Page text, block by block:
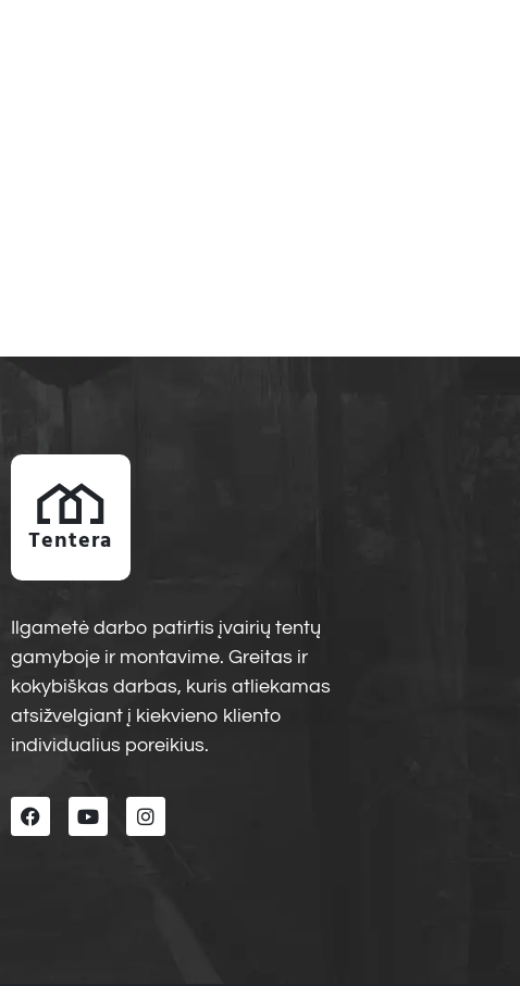
Tentera
Ilgametė darbo patirtis įvairių tentų
gamyboje ir montavime. Greitas ir
kokybiškas darbas, kuris atliekamas
atsižvelgiant į kiekvieno kliento
individualius poreikius.